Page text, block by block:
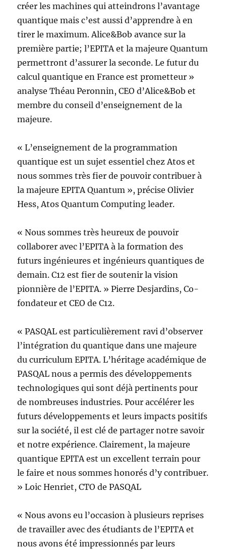
créer les machines qui atteindrons l’avantage
quantique mais c’est aussi d’apprendre à en
tirer le maximum. Alice&Bob avance sur la
première partie; l’EPITA et la majeure Quantum
permettront d’assurer la seconde. Le futur du
calcul quantique en France est prometteur »
analyse Théau Peronnin, CEO d’Alice&Bob et
membre du conseil d’enseignement de la
majeure.
« L’enseignement de la programmation
quantique est un sujet essentiel chez Atos et
nous sommes très fier de pouvoir contribuer à
la majeure EPITA Quantum », précise Olivier
Hess, Atos Quantum Computing leader.
« Nous sommes très heureux de pouvoir
collaborer avec l’EPITA à la formation des
futurs ingénieures et ingénieurs quantiques de
demain. C12 est fier de soutenir la vision
pionnière de l’EPITA. » Pierre Desjardins, Co-
fondateur et CEO de C12.
« PASQAL est particulièrement ravi d’observer
l’intégration du quantique dans une majeure
du curriculum EPITA. L’héritage académique de
PASQAL nous a permis des développements
technologiques qui sont déjà pertinents pour
de nombreuses industries. Pour accélérer les
futurs développements et leurs impacts positifs
sur la société, il est clé de partager notre savoir
et notre expérience. Clairement, la majeure
quantique EPITA est un excellent terrain pour
le faire et nous sommes honorés d’y contribuer.
» Loic Henriet, CTO de PASQAL
« Nous avons eu l’occasion à plusieurs reprises
de travailler avec des étudiants de l’EPITA et
nous avons été impressionnés par leurs